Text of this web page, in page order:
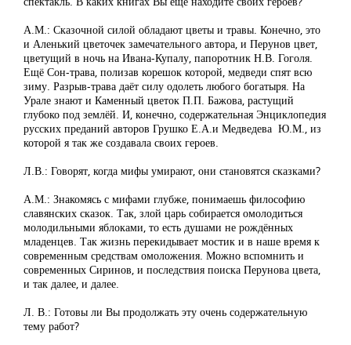
А.М.: Сказочной силой обладают цветы и травы. Конечно, это
и Аленький цветочек замечательного автора, и Перунов цвет,
цветущий в ночь на Ивана-Купалу, папоротник Н.В. Гоголя.
Ещё Сон-трава, полизав корешок которой, медведи спят всю
зиму. Разрыв-трава даёт силу одолеть любого богатыря. На
Урале знают и Каменный цветок П.П. Бажова, растущий
глубоко под землёй. И, конечно, содержательная Энциклопедия
русских преданий авторов Грушко Е.А.и Медведева Ю.М., из
которой я так же создавала своих героев.
Л.В.: Говорят, когда мифы умирают, они становятся сказками?
А.М.: Знакомясь с мифами глубже, понимаешь философию
славянских сказок. Так, злой царь собирается омолодиться
молодильными яблоками, то есть душами не рождённых
младенцев. Так жизнь перекидывает мостик и в наше время к
современным средствам омоложения. Можно вспомнить и
современных Сиринов, и последствия поиска Перунова цвета,
и так далее, и далее.
Л. В.: Готовы ли Вы продолжать эту очень содержательную
тему работ?